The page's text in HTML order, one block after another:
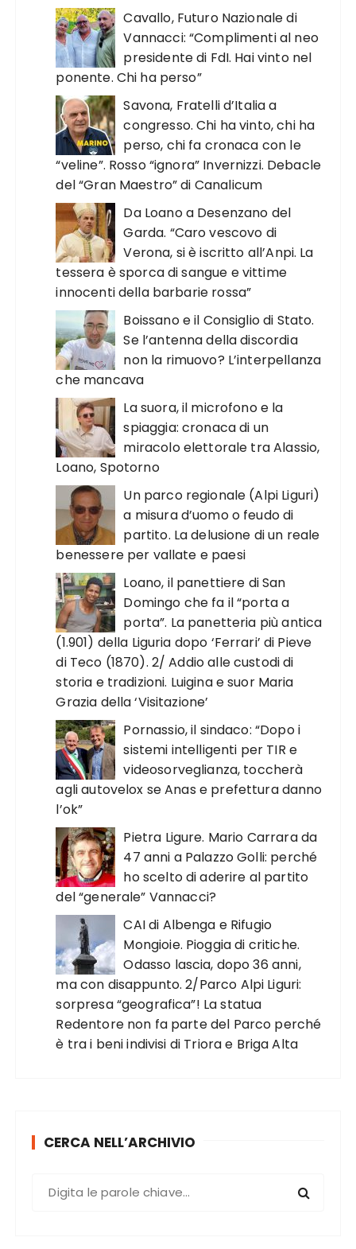
Cavallo, Futuro Nazionale di
Vannacci: “Complimenti al neo
presidente di FdI. Hai vinto nel
ponente. Chi ha perso”
Savona, Fratelli d’Italia a
congresso. Chi ha vinto, chi ha
perso, chi fa cronaca con le
“veline”. Rosso “ignora” Invernizzi. Debacle
del “Gran Maestro” di Canalicum
Da Loano a Desenzano del
Garda. “Caro vescovo di
Verona, si è iscritto all’Anpi. La
tessera è sporca di sangue e vittime
innocenti della barbarie rossa”
Boissano e il Consiglio di Stato.
Se l’antenna della discordia
non la rimuovo? L’interpellanza
che mancava
La suora, il microfono e la
spiaggia: cronaca di un
miracolo elettorale tra Alassio,
Loano, Spotorno
Un parco regionale (Alpi Liguri)
a misura d’uomo o feudo di
partito. La delusione di un reale
benessere per vallate e paesi
Loano, il panettiere di San
Domingo che fa il “porta a
porta”. La panetteria più antica
(1.901) della Liguria dopo ‘Ferrari’ di Pieve
di Teco (1870). 2/ Addio alle custodi di
storia e tradizioni. Luigina e suor Maria
Grazia della ‘Visitazione’
Pornassio, il sindaco: “Dopo i
sistemi intelligenti per TIR e
videosorveglianza, toccherà
agli autovelox se Anas e prefettura danno
l’ok”
Pietra Ligure. Mario Carrara da
47 anni a Palazzo Golli: perché
ho scelto di aderire al partito
del “generale” Vannacci?
CAI di Albenga e Rifugio
Mongioie. Pioggia di critiche.
Odasso lascia, dopo 36 anni,
ma con disappunto. 2/Parco Alpi Liguri:
sorpresa “geografica”! La statua
Redentore non fa parte del Parco perché
è tra i beni indivisi di Triora e Briga Alta
CERCA NELL’ARCHIVIO